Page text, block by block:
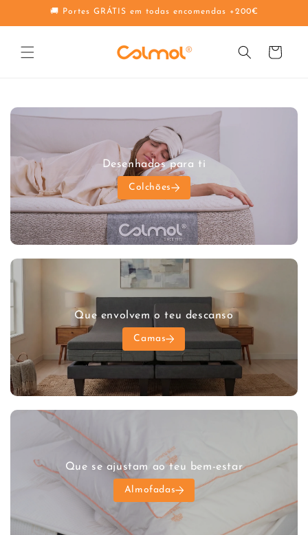
conteúdo
🚚 Portes GRÁTIS em todas encomendas +200€
Carrinho
Desenhados para ti
Colchões
Que envolvem o teu descanso
Camas
Que se ajustam ao teu bem-estar
Almofadas